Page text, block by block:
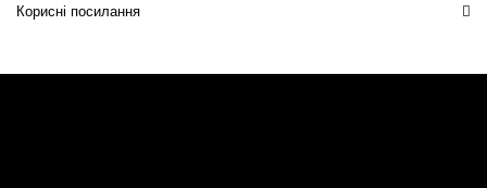
Корисні посилання